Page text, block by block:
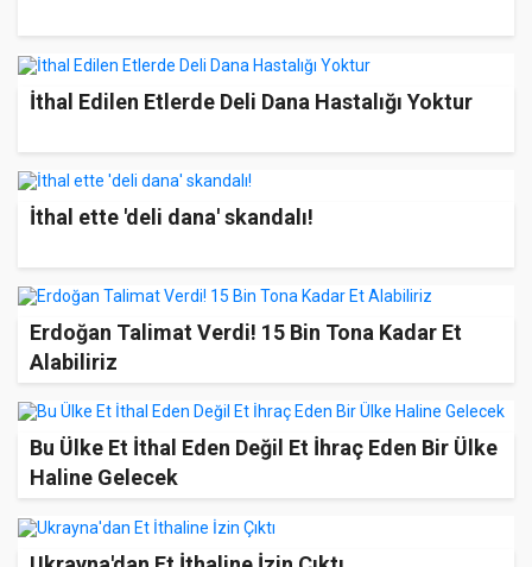
İthal Edilen Etlerde Deli Dana Hastalığı Yoktur
İthal ette 'deli dana' skandalı!
Erdoğan Talimat Verdi! 15 Bin Tona Kadar Et
Alabiliriz
Bu Ülke Et İthal Eden Değil Et İhraç Eden Bir Ülke
Haline Gelecek